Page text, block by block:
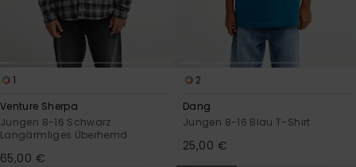
1
Venture Sherpa
Jungen 8-16 Schwarz
Langärmliges Überhemd
65,00 €
2
Dang
Jungen 8-16 Blau T-Shirt
25,00 €